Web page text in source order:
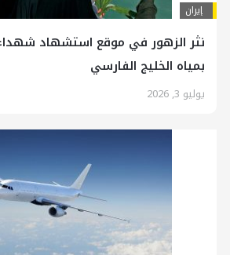
إيران
بمياه الخليج الفارسي
يوليو 3, 2026